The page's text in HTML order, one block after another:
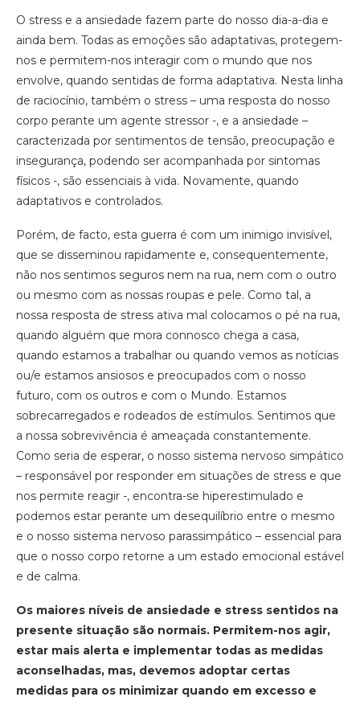
O stress e a ansiedade fazem parte do nosso dia-a-dia e
ainda bem. Todas as emoções são adaptativas, protegem-
nos e permitem-nos interagir com o mundo que nos
envolve, quando sentidas de forma adaptativa. Nesta linha
de raciocínio, também o stress – uma resposta do nosso
corpo perante um agente stressor -, e a ansiedade –
caracterizada por sentimentos de tensão, preocupação e
insegurança, podendo ser acompanhada por sintomas
físicos -, são essenciais à vida. Novamente, quando
adaptativos e controlados.
Porém, de facto, esta guerra é com um inimigo invisível,
que se disseminou rapidamente e, consequentemente,
não nos sentimos seguros nem na rua, nem com o outro
ou mesmo com as nossas roupas e pele. Como tal, a
nossa resposta de stress ativa mal colocamos o pé na rua,
quando alguém que mora connosco chega a casa,
quando estamos a trabalhar ou quando vemos as notícias
ou/e estamos ansiosos e preocupados com o nosso
futuro, com os outros e com o Mundo. Estamos
sobrecarregados e rodeados de estímulos. Sentimos que
a nossa sobrevivência é ameaçada constantemente.
Como seria de esperar, o nosso sistema nervoso simpático
– responsável por responder em situações de stress e que
nos permite reagir -, encontra-se hiperestimulado e
podemos estar perante um desequilíbrio entre o mesmo
e o nosso sistema nervoso parassimpático – essencial para
que o nosso corpo retorne a um estado emocional estável
e de calma.
Os maiores níveis de ansiedade e stress sentidos na
presente situação são normais. Permitem-nos agir,
estar mais alerta e implementar todas as medidas
aconselhadas, mas, devemos adoptar certas
medidas para os minimizar quando em excesso e